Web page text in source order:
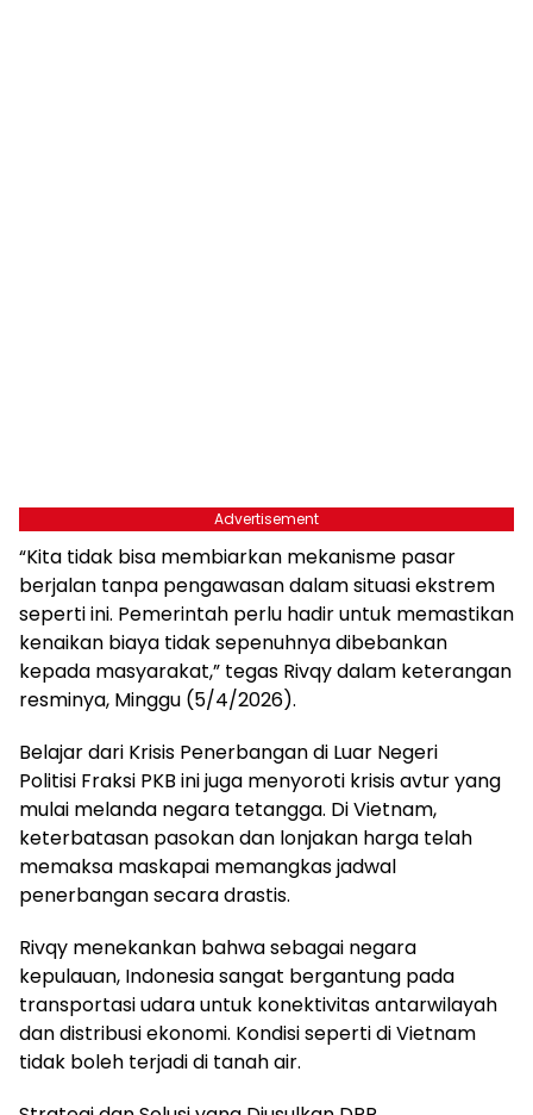
Advertisement
“Kita tidak bisa membiarkan mekanisme pasar
berjalan tanpa pengawasan dalam situasi ekstrem
seperti ini. Pemerintah perlu hadir untuk memastikan
kenaikan biaya tidak sepenuhnya dibebankan
kepada masyarakat,” tegas Rivqy dalam keterangan
resminya, Minggu (5/4/2026).
Belajar dari Krisis Penerbangan di Luar Negeri
Politisi Fraksi PKB ini juga menyoroti krisis avtur yang
mulai melanda negara tetangga. Di Vietnam,
keterbatasan pasokan dan lonjakan harga telah
memaksa maskapai memangkas jadwal
penerbangan secara drastis.
Rivqy menekankan bahwa sebagai negara
kepulauan, Indonesia sangat bergantung pada
transportasi udara untuk konektivitas antarwilayah
dan distribusi ekonomi. Kondisi seperti di Vietnam
tidak boleh terjadi di tanah air.